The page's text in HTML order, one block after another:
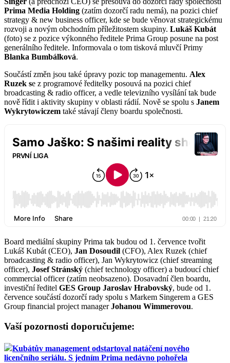
Prima Media Holding (zatím dozorčí radu nemá), na pozici chief
strategy & new business officer, kde se bude věnovat strategickému
rozvoji a novým obchodním příležitostem skupiny. Lukáš Kubát
(foto) se z pozice výkonného ředitele Prima Group posune na post
generálního ředitele. Informovala o tom tisková mluvčí Primy
Blanka Bumbálková.
Součástí změn jsou také úpravy pozic top managementu. Alex
Ruzek se z programové ředitelky posouvá na pozici chief
broadcasting & radio officer, a vedle televizního vysílání tak bude
nově řídit i aktivity skupiny v oblasti rádií. Nově se spolu s Janem
Wykrytowiczem také stávají členy boardu společnosti.
Board mediální skupiny Prima tak budou od 1. července tvořit
Lukáš Kubát (CEO), Jan Dosoudil (CFO), Alex Ruzek (chief
broadcasting & radio officer), Jan Wykrytowicz (chief streaming
officer), Josef Stránský (chief technology officer) a budoucí chief
commercial officer (zatím neobsazeno). Dosavadní člen boardu,
investiční ředitel GES Group Jaroslav Hrabovský, bude od 1.
července součástí dozorčí rady spolu s Markem Singerem a GES
Group financial project managerJohanou Wimmerovou.
Vaší pozornosti doporučujeme:
Kubátův management odstartoval natáčení nového
licenčního seriálu. S jedním Prima nedávno pohořela